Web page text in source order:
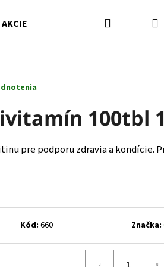
Kamenná predajňa
Hľadať
100tbl
pre podporu zdravia a kondície.
Kód: 660 Značka: